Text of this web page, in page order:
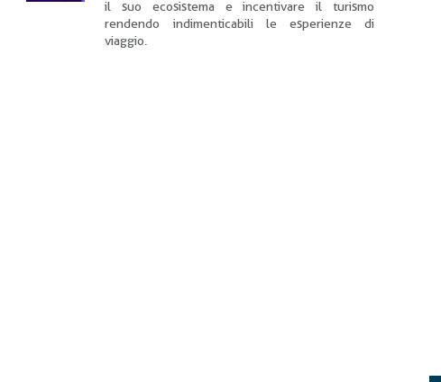
il suo ecosistema e incentivare il turismo
rendendo indimenticabili le esperienze di
viaggio.